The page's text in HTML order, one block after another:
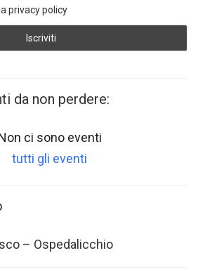
privacy policy
da non perdere:
ci sono eventi
tutti gli eventi
– Ospedalicchio